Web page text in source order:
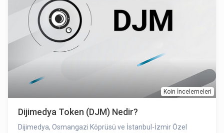
Koin İncelemeleri
Dijimedya Token (DJM) Nedir?
Dijimedya, Osmangazi Köprüsü ve İstanbul-İzmir Özel